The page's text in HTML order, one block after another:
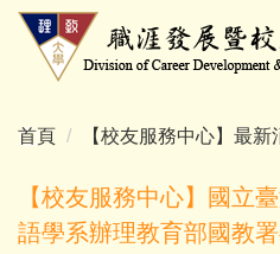
跳
內
首頁 【校友服務中心】最新
【校友服務中心】國立
語學系辦理教育部國教